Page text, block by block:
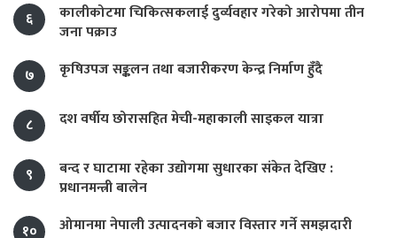
६
कालीकोटमा चिकित्सकलाई दुर्व्यवहार गरेको आरोपमा तीन
जना पक्राउ
७
कृषिउपज सङ्कलन तथा बजारीकरण केन्द्र निर्माण हुँदै
८ दश वर्षीय छोरासहित मेची-महाकाली साइकल यात्रा
९
बन्द र घाटामा रहेका उद्योगमा सुधारका संकेत देखिए :
प्रधानमन्त्री बालेन
१०
ओमानमा नेपाली उत्पादनको बजार विस्तार गर्ने समझदारी